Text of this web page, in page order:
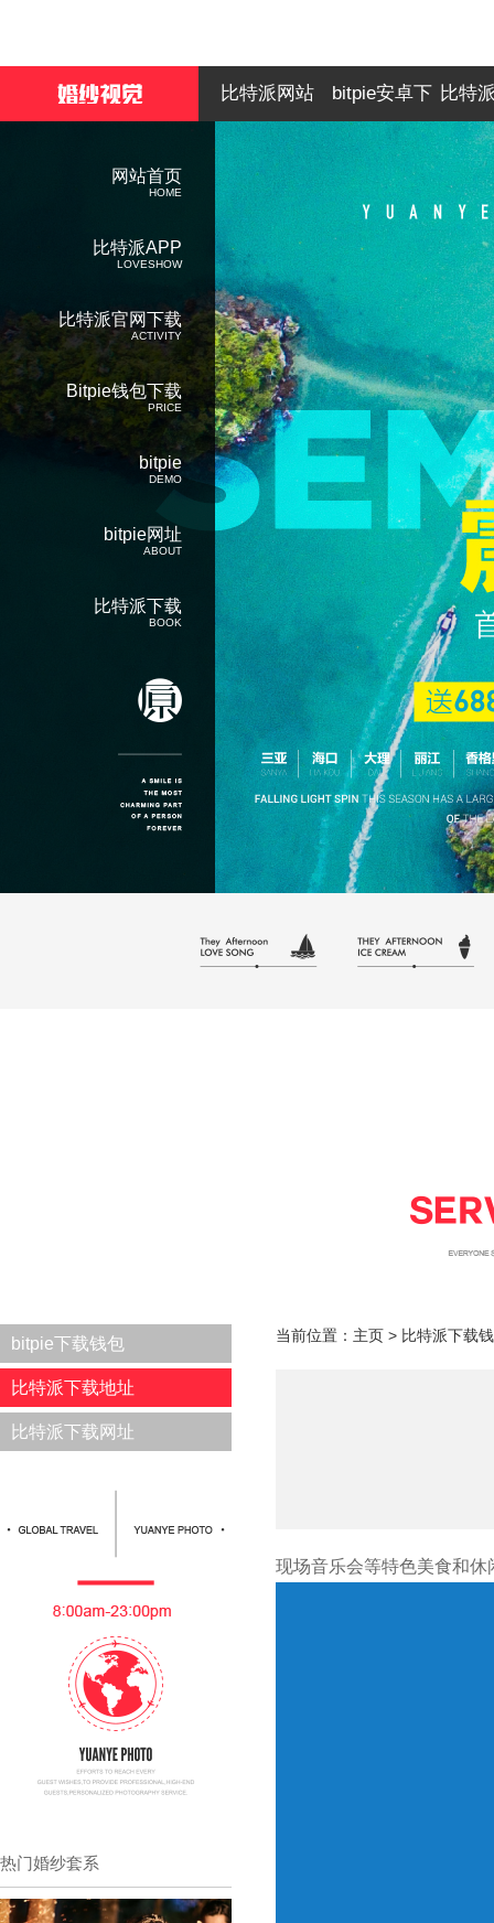
网站首页
HOME
比特派APP
LOVESHOW
比特派官网下载
ACTIVITY
Bitpie钱包下载
PRICE
bitpie
DEMO
bitpie网址
ABOUT
比特派下载
BOOK
比特派网站 bitpie安卓下
载
比特
bitpie下载钱包
比特派下载地址
比特派下载网址
热门婚纱套系
当前位置： 主页 > 比特派下载
现场音乐会等特色美食和休